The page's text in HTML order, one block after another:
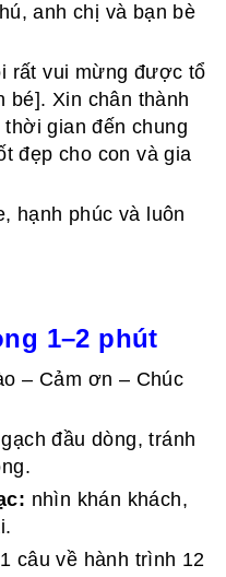
anh chị và bạn bè
rất vui mừng được tổ
bé]. Xin chân thành
gian đến chung
đẹp cho con và gia
hạnh phúc và luôn
1–2 phút
– Cảm ơn – Chúc
đầu dòng, tránh
nhìn khán khách,
1 câu về hành trình 12